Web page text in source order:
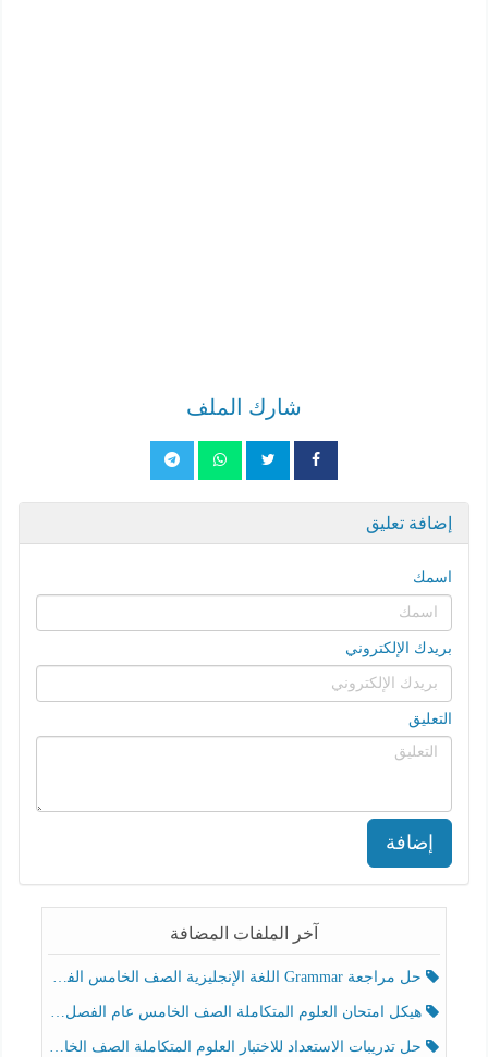
شارك الملف
إضافة تعليق
اسمك
بريدك الإلكتروني
التعليق
إضافة
آخر الملفات المضافة
حل مراجعة Grammar اللغة الإنجليزية الصف الخامس الفصل الثالث
هيكل امتحان العلوم المتكاملة الصف الخامس عام الفصل الدراسي الثالث 2025-2026
حل تدريبات الاستعداد للاختبار العلوم المتكاملة الصف الخامس عام الفصل الثالث